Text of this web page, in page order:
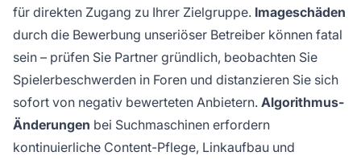
für direkten Zugang zu Ihrer Zielgruppe. Imageschäden
durch die Bewerbung unseriöser Betreiber können fatal
sein – prüfen Sie Partner gründlich, beobachten Sie
Spielerbeschwerden in Foren und distanzieren Sie sich
sofort von negativ bewerteten Anbietern. Algorithmus-
Änderungen bei Suchmaschinen erfordern
kontinuierliche Content-Pflege, Linkaufbau und